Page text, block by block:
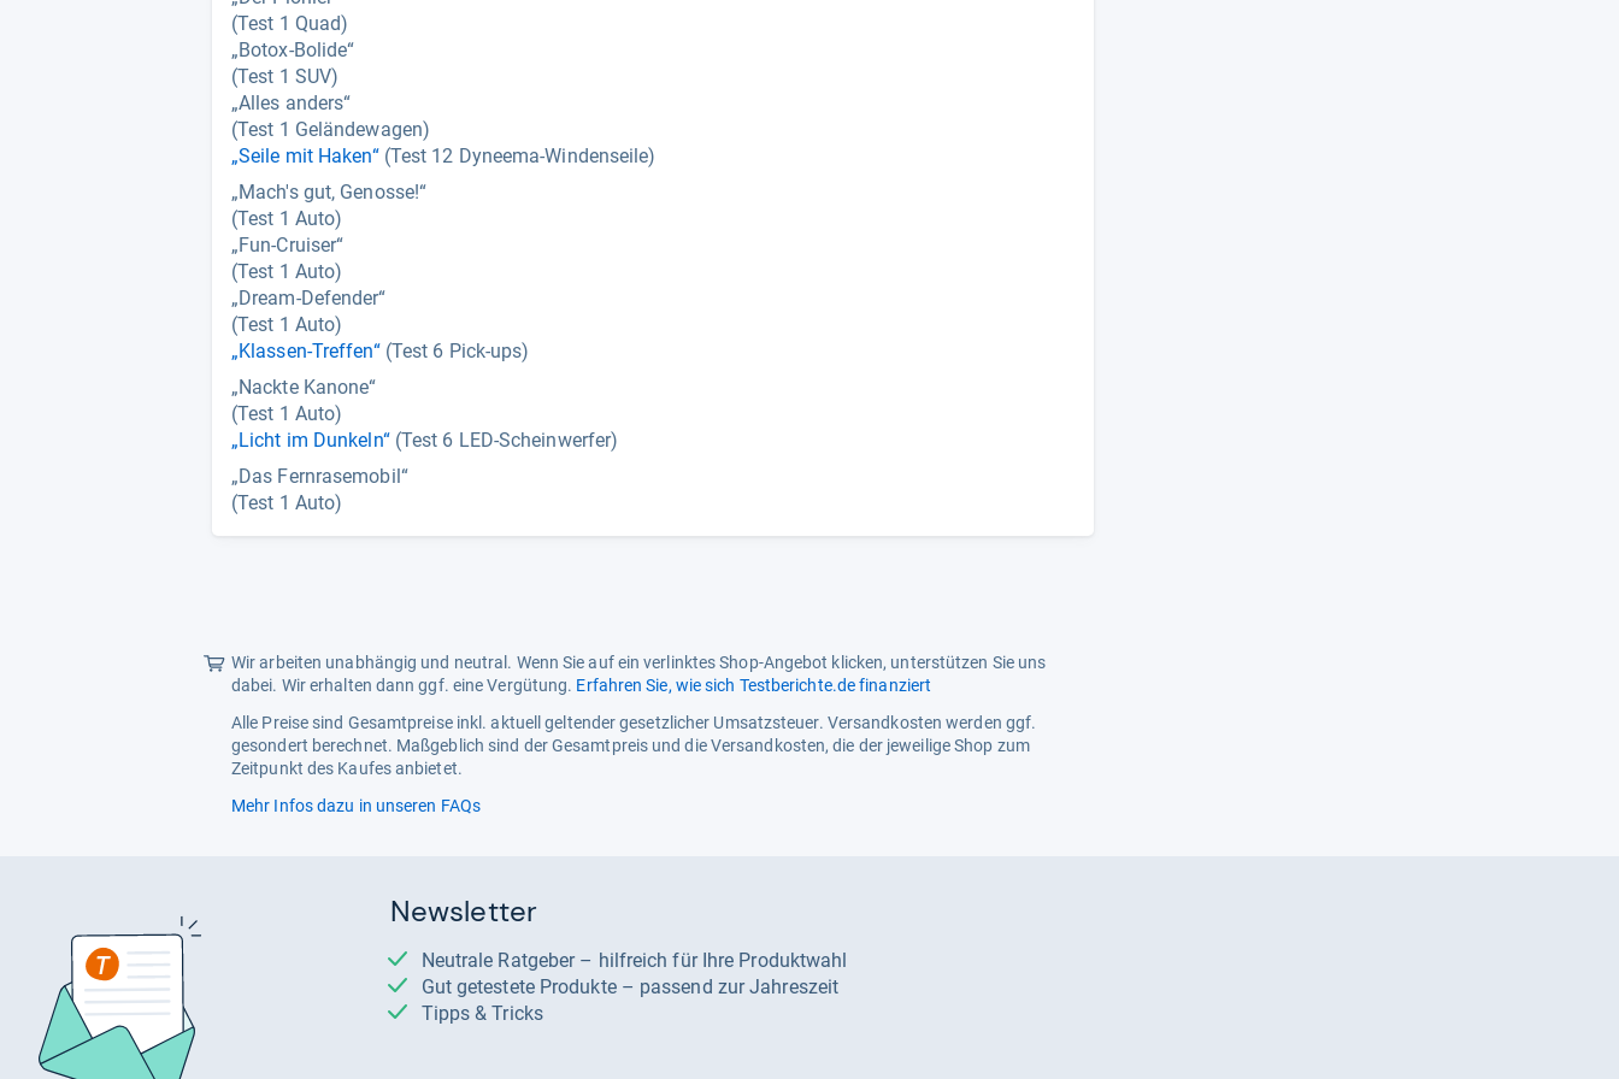
(Test 1 Quad)
„Botox-Bolide“
(Test 1 SUV)
„Alles anders“
(Test 1 Geländewagen)
„Seile mit Haken“(Test 12 Dyneema-Windenseile)
„Mach's gut, Genosse!“
(Test 1 Auto)
„Fun-Cruiser“
(Test 1 Auto)
„Dream-Defender“
(Test 1 Auto)
„Klassen-Treffen“(Test 6 Pick-ups)
„Nackte Kanone“
(Test 1 Auto)
„Licht im Dunkeln“(Test 6 LED-Scheinwerfer)
„Das Fernrasemobil“
(Test 1 Auto)
Wir arbeiten unabhängig und neutral. Wenn Sie auf ein verlinktes Shop-Angebot klicken, unterstützen Sie uns
dabei. Wir erhalten dann ggf. eine Vergütung. Erfahren Sie, wie sich Testberichte.de finanziert
Alle Preise sind Gesamtpreise inkl. aktuell geltender gesetzlicher Umsatzsteuer. Versandkosten werden ggf.
gesondert berechnet. Maßgeblich sind der Gesamtpreis und die Versandkosten, die der jeweilige Shop zum
Zeitpunkt des Kaufes anbietet.
Mehr Infos dazu in unseren FAQs
Newsletter
Neutrale Ratgeber – hilfreich für Ihre Produktwahl
Gut getestete Produkte – passend zur Jahreszeit
Tipps & Tricks